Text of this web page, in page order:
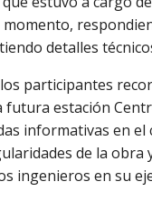
detalles
participantes
futura estación
informativas en el
de la obra
ingenieros en su